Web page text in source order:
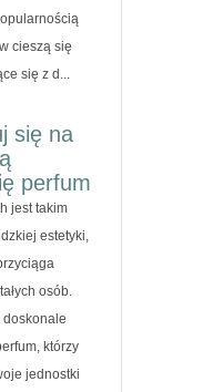
cieszą się
się z d...
się na
perfum
jest takim
estetyki,
osób.
doskonale
którzy
jednostki